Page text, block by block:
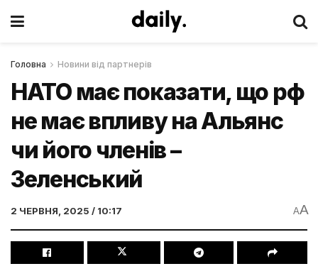
Головна Новини від партнерів
НАТО має показати, що рф
не має впливу на Альянс
чи його членів –
Зеленський
2 ЧЕРВНЯ, 2025 / 10:17 AA